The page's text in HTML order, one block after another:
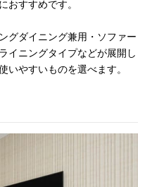
おすすめです。
グダイニング兼用・ソファー
イニングタイプなどが展開し
いやすいものを選べます。